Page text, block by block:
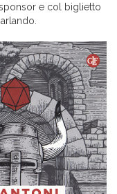
e col biglietto